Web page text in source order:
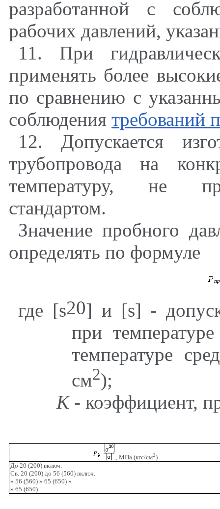
разработанной с
рабочих давлений,
11. При
применять более
по сравнению с
соблюдения требований
12. Допускается
трубопровода на
температуру, не
стандартом.
Значение пробного
определять по формуле
где [s20] и [s] -
при
температуре
см2);
К- коэффициент,
, МПа (кгс/см2)
До 20 (200) включ.
Св. 20 (200) до 56 (560) включ.
» 56 (560) » 65 (650) »
» 65 (650)